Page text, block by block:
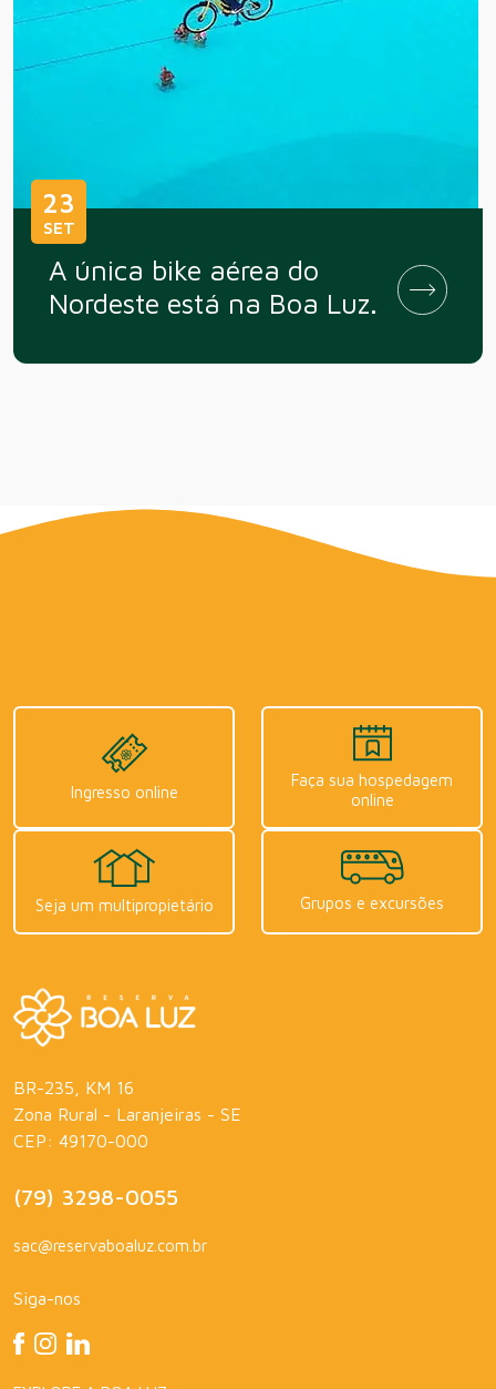
23
SET
A única bike aérea do
Nordeste está na Boa Luz.
Ingresso online
Faça sua hospedagem
online
Seja um multipropietário Grupos e excursões
BR-235, KM 16
Zona Rural - Laranjeiras - SE
CEP: 49170-000
(79) 3298-0055
sac@reservaboaluz.com.br
Siga-nos